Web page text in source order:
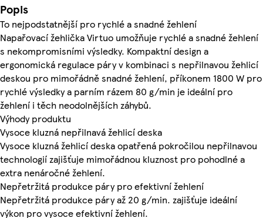
Popis
To nejpodstatnější pro rychlé a snadné žehlení
Napařovací žehlička Virtuo umožňuje rychlé a snadné žehlení
s nekompromisními výsledky. Kompaktní design a
ergonomická regulace páry v kombinaci s nepřilnavou žehlicí
deskou pro mimořádně snadné žehlení, příkonem 1800 W pro
rychlé výsledky a parním rázem 80 g/min je ideální pro
žehlení i těch neodolnějších záhybů.
Výhody produktu
Vysoce kluzná nepřilnavá žehlicí deska
Vysoce kluzná žehlicí deska opatřená pokročilou nepřilnavou
technologií zajišťuje mimořádnou kluznost pro pohodlné a
extra nenáročné žehlení.
Nepřetržitá produkce páry pro efektivní žehlení
Nepřetržitá produkce páry až 20 g/min. zajišťuje ideální
výkon pro vysoce efektivní žehlení.